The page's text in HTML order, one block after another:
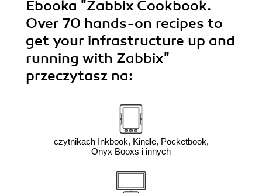
Ebooka "Zabbix Cookbook.
Over 70 hands-on recipes to
get your infrastructure up and
running with Zabbix"
przeczytasz na:
czytnikach Inkbook, Kindle, Pocketbook,
Onyx Booxs i innych